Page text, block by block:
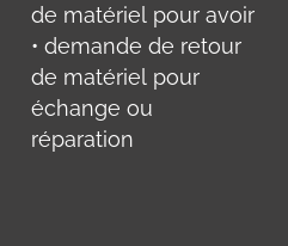
de matériel pour avoir
• demande de retour
de matériel pour
échange ou
réparation